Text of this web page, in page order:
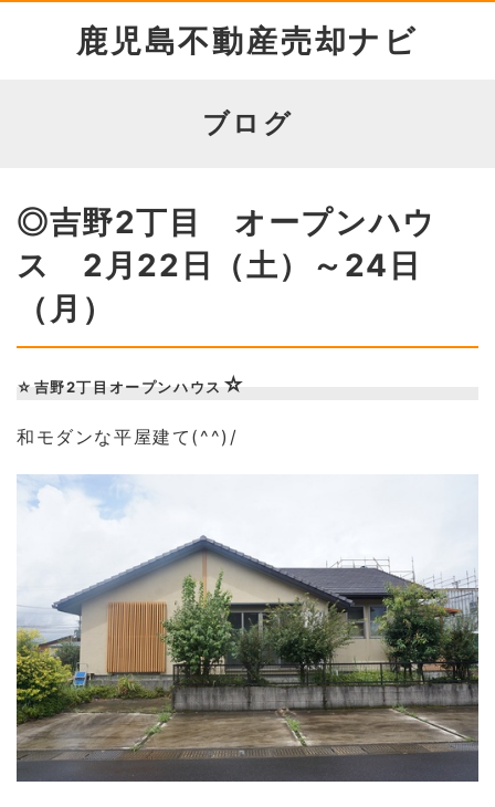
鹿児島不動産売却ナビ
ブログ
◎吉野2丁目 オープンハウ
ス 2月22日（土）～24日
（月）
☆吉野2丁目 オープンハウ ス ☆
和モダンな平屋建て(^^)/